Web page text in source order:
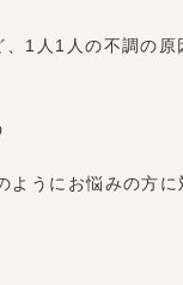
1人1人の不調の原
うにお悩みの方に